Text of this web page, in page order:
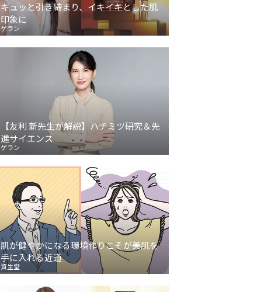
キュッと引き締まり、イキイキとした肌
印象に
ゲラン
【友利 新先生が解説】ハチミツ研究＆先
進サイエンス
ゲラン
肌が健やかになる環境作りこそが美肌を
手に入れる近道
資生堂